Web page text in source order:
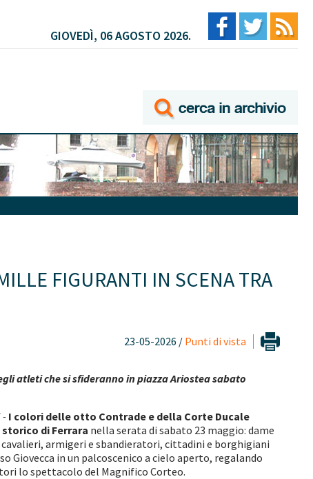
GIOVEDÌ, 06 AGOSTO 2026.
FIGURANTI IN SCENA TRA
23-05-2026 / Punti di vista
atleti che si sfideranno in piazza Ariostea sabato
- I colori delle otto Contrade e della Corte Ducale
di Ferrara nella serata di sabato 23 maggio: dame
armigeri e sbandieratori, cittadini e borghigiani
Giovecca in un palcoscenico a cielo aperto, regalando
lo spettacolo del Magnifico Corteo.